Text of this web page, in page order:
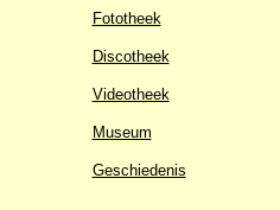
Fototheek
Discotheek
Videotheek
Museum
Geschiedenis